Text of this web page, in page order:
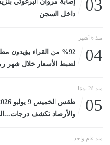
03
إصابة مروان البرغوثي
داخل السجن
منذ 6 أشهر
04
%92 من القراء
لضبط الأسعار خلال شهر
منذ 28 يومًا
05
والأرصاد تكشف درجات...اليوم الخميس، 9
منذ عام واحد